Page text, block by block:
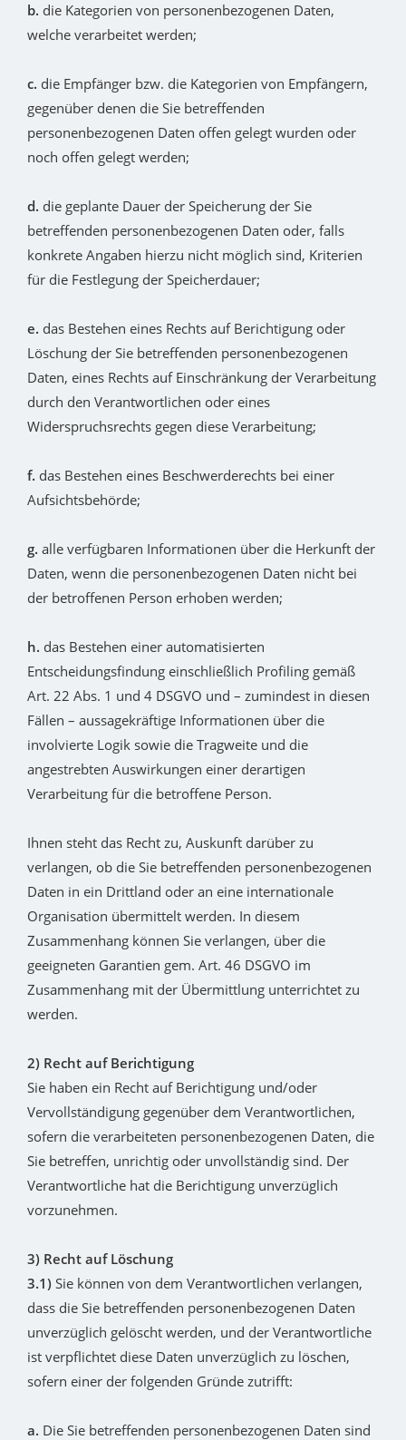
b. die Kategorien von personenbezogenen Daten,
welche verarbeitet werden;
c. die Empfänger bzw. die Kategorien von Empfängern,
gegenüber denen die Sie betreffenden
personenbezogenen Daten offen gelegt wurden oder
noch offen gelegt werden;
d. die geplante Dauer der Speicherung der Sie
betreffenden personenbezogenen Daten oder, falls
konkrete Angaben hierzu nicht möglich sind, Kriterien
für die Festlegung der Speicherdauer;
e. das Bestehen eines Rechts auf Berichtigung oder
Löschung der Sie betreffenden personenbezogenen
Daten, eines Rechts auf Einschränkung der Verarbeitung
durch den Verantwortlichen oder eines
Widerspruchsrechts gegen diese Verarbeitung;
f. das Bestehen eines Beschwerderechts bei einer
Aufsichtsbehörde;
g. alle verfügbaren Informationen über die Herkunft der
Daten, wenn die personenbezogenen Daten nicht bei
der betroffenen Person erhoben werden;
h. das Bestehen einer automatisierten
Entscheidungsfindung einschließlich Profiling gemäß
Art. 22 Abs. 1 und 4 DSGVO und – zumindest in diesen
Fällen – aussagekräftige Informationen über die
involvierte Logik sowie die Tragweite und die
angestrebten Auswirkungen einer derartigen
Verarbeitung für die betroffene Person.
Ihnen steht das Recht zu, Auskunft darüber zu
verlangen, ob die Sie betreffenden personenbezogenen
Daten in ein Drittland oder an eine internationale
Organisation übermittelt werden. In diesem
Zusammenhang können Sie verlangen, über die
geeigneten Garantien gem. Art. 46 DSGVO im
Zusammenhang mit der Übermittlung unterrichtet zu
werden.
2) Recht auf Berichtigung
Sie haben ein Recht auf Berichtigung und/oder
Vervollständigung gegenüber dem Verantwortlichen,
sofern die verarbeiteten personenbezogenen Daten, die
Sie betreffen, unrichtig oder unvollständig sind. Der
Verantwortliche hat die Berichtigung unverzüglich
vorzunehmen.
3) Recht auf Löschung
3.1) Sie können von dem Verantwortlichen verlangen,
dass die Sie betreffenden personenbezogenen Daten
unverzüglich gelöscht werden, und der Verantwortliche
ist verpflichtet diese Daten unverzüglich zu löschen,
sofern einer der folgenden Gründe zutrifft:
a. Die Sie betreffenden personenbezogenen Daten sind